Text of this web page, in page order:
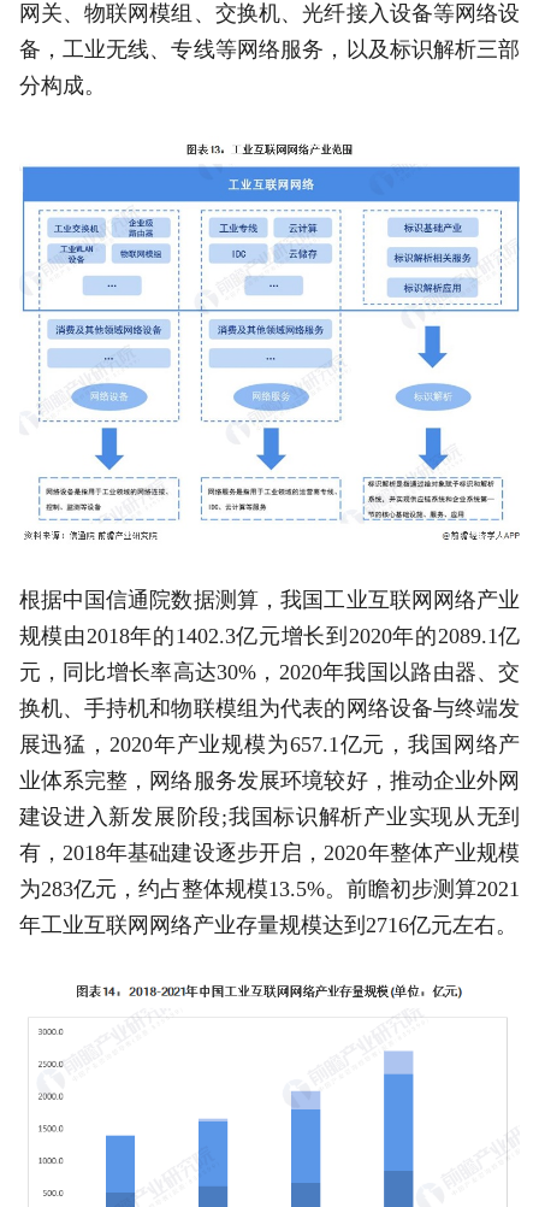
网关、物联网模组、交换机、光纤接入设备等网络设
备，工业无线、专线等网络服务，以及标识解析三部
分构成。
根据中国信通院数据测算，我国工业互联网网络产业
规模由2018年的1402.3亿元增长到2020年的2089.1亿
元，同比增长率高达30%，2020年我国以路由器、交
换机、手持机和物联模组为代表的网络设备与终端发
展迅猛，2020年产业规模为657.1亿元，我国网络产
业体系完整，网络服务发展环境较好，推动企业外网
建设进入新发展阶段;我国标识解析产业实现从无到
有，2018年基础建设逐步开启，2020年整体产业规模
为283亿元，约占整体规模13.5%。前瞻初步测算2021
年工业互联网网络产业存量规模达到2716亿元左右。